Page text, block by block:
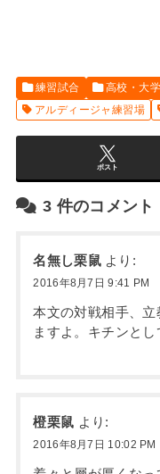
練習試合
高校・大
アルディージャ練習場
ポスト
3 件のコメント
名無し栗鼠 より:
2016年8月7日 9:41 PM
本文の対戦相手、
ますよ。キチンとし
橙栗鼠 より:
2016年8月7日 10:02 PM